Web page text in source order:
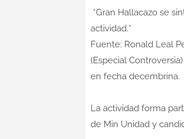
*Gran Hallacazo se
actividad.*
Fuente: Ronald Leal
(Especial
en fecha decembrina.
La actividad forma
de Min Unidad y